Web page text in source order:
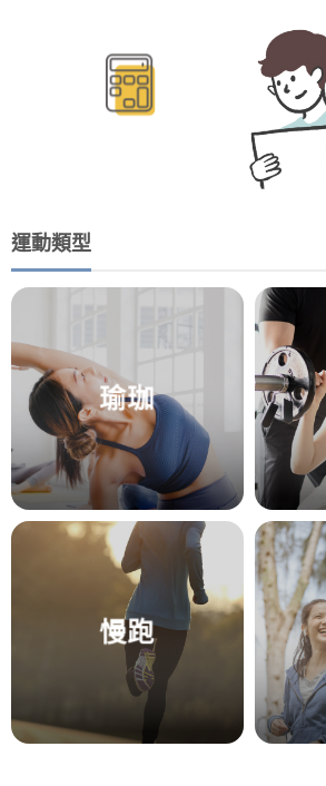
運動類型
瑜珈
慢跑